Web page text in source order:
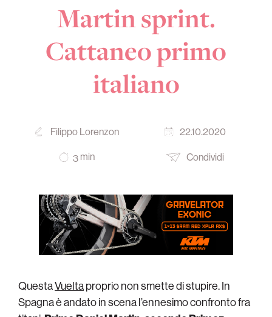
Martin sprint.
Cattaneo primo
italiano
Filippo Lorenzon 22.10.2020
3 min Condividi
QuestaVueltaproprio non smette di stupire. In
Spagna è andato in scena l’ennesimo confronto fra